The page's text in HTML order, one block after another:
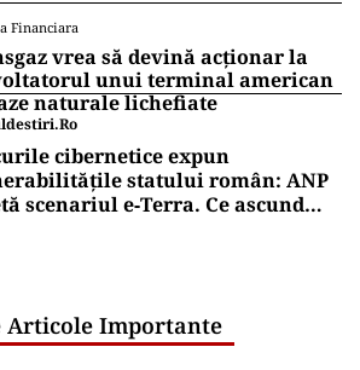
Financiara
vrea să devină acționar la
unui terminal american
naturale lichefiate
cibernetice expun
statului român: ANP
scenariul e‑Terra. Ce ascund
Articole Importante